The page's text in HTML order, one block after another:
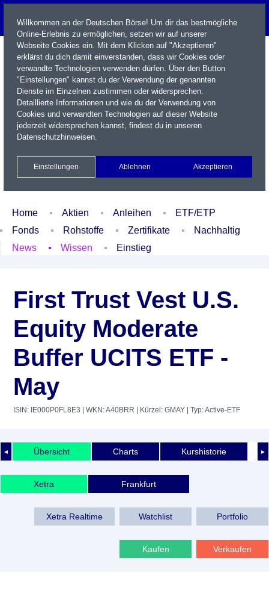
Name / WKN / ISIN / Kürzel
Xetra Realtime
Watchlist Portfolio Login
Home Aktien Anleihen
ETF/ETP
Fonds
Rohstoffe Zertifikate
Nachhaltig
News
Wissen Einstieg
First Trust Vest U.S.
Equity Moderate
Buffer UCITS ETF -
May
ISIN: IE000P0FL8E3 | WKN: A40BRR | Kürzel: GMAY | Typ: Active-ETF
◄ ►
Übersicht Charts Kurshistorie
Xetra Frankfurt
Xetra Realtime Watchlist Portfolio
Kaufen Verkaufen
Willkommen an der Deutschen Börse! Um dir das bestmögliche
Online-Erlebnis zu ermöglichen, setzen wir auf unserer
Webseite Cookies ein. Mit dem Klicken auf "Akzeptieren"
erklärst du dich damit einverstanden, dass wir Cookies oder
verwandte Technologien verwenden dürfen. Über den Button
"Einstellungen" kannst du der Verwendung der genannten
Dienste im Einzelnen zustimmen oder widersprechen.
Detaillierte Informationen und wie du der Verwendung von
Cookies und verwandten Technologien auf dieser Website
jederzeit widersprechen kannst, findest du in unseren
Datenschutzhinweisen.
Einstellungen Ablehnen Akzeptieren